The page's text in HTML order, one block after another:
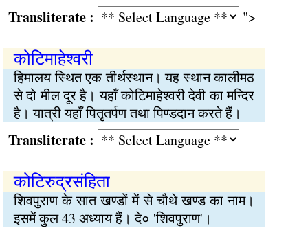
: ">
कोटिमाहेश्वरी
हिमालय स्थित एक तीर्थस्थान। यह स्थान कालीमठ
से दो मील दूर है। यहाँ कोटिमाहेश्वरी देवी का मन्दिर
है। यात्री यहाँ पितृतर्पण तथा पिण्डदान करते हैं।
:
कोटिरुद्रसंहिता
शिवपुराण के सात खण्डों में से चौथे खण्ड का नाम।
इसमें कुल 43 अध्याय हैं। दे० 'शिवपुराण'।